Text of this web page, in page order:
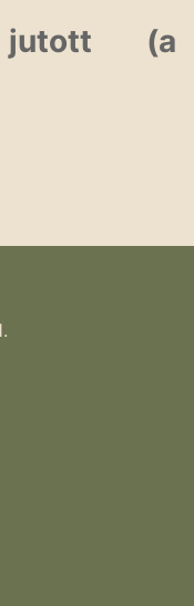
jutott (a